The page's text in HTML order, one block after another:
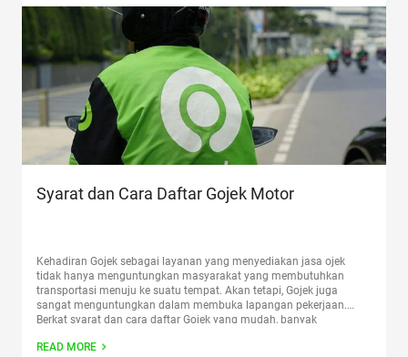
Syarat dan Cara Daftar Gojek Motor
Kehadiran Gojek sebagai layanan yang menyediakan jasa ojek
tidak hanya menguntungkan masyarakat yang membutuhkan
transportasi menuju ke suatu tempat. Akan tetapi, Gojek juga
sangat menguntungkan dalam membuka lapangan pekerjaan.
Berkat syarat dan cara daftar Gojek yang mudah, banyak
motor atau GoRide. Apalagi penghasilan yang didapatkan dengan
READ MORE